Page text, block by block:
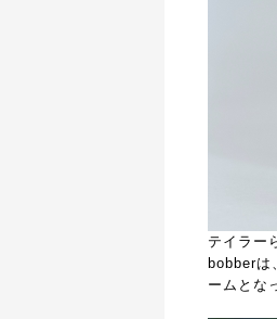
テイラー
bobberは
ームとな